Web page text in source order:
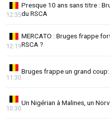
Presque 10 ans sans titre :
du RSCA
12:35
MERCATO : Bruges frappe
RSCA ?
12:19
Bruges frappe un grand
11:30
Un Nigérian à Malines, un
10:30